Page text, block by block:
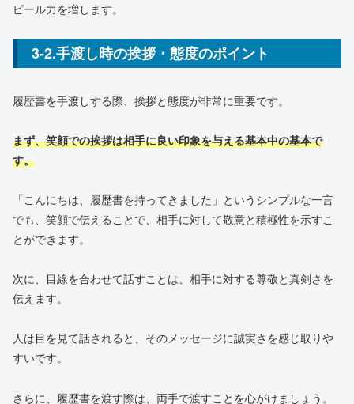
ピール力を増します。
3-2.手渡し時の挨拶・態度のポイント
履歴書を手渡しする際、挨拶と態度が非常に重要です。
まず、笑顔での挨拶は相手に良い印象を与える基本中の基本で
す。
「こんにちは、履歴書を持ってきました」というシンプルな一言
でも、笑顔で伝えることで、相手に対して敬意と積極性を示すこ
とができます。
次に、目線を合わせて話すことは、相手に対する尊敬と真剣さを
伝えます。
人は目を見て話されると、そのメッセージに誠実さを感じ取りや
すいです。
さらに、履歴書を渡す際は、両手で渡すことを心がけましょう。